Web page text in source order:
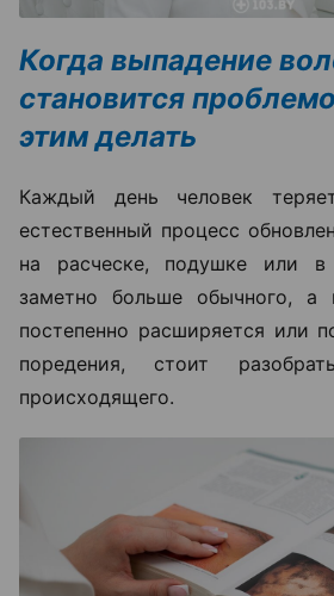
Когда выпадение
становится
этим делать
Каждый день человек
естественный процесс
на расческе, подушке или в
заметно больше обычного, а
постепенно расширяется или
поредения, стоит
происходящего.